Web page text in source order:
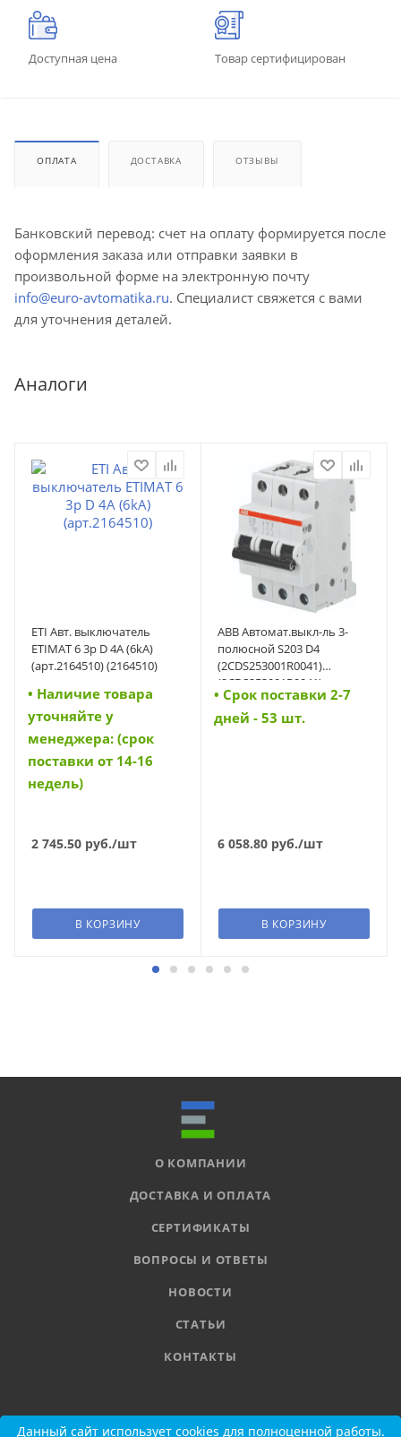
Доступная цена Товар сертифицирован
ОПЛАТА ДОСТАВКА ОТЗЫВЫ
Банковский перевод: счет на оплату формируется после
оформления заказа или отправки заявки в
произвольной форме на электронную почту
info@euro-avtomatika.ru. Специалист свяжется с вами
для уточнения деталей.
Аналоги
ETI Авт. выключатель
ETIMAT 6 3p D 4A (6kA)
(арт.2164510) (2164510)
• Наличие товара
уточняйте у
менеджера: (срок
поставки от 14-16
недель)
2 745.50 руб./шт
В КОРЗИНУ
ABB Автомат.выкл-ль 3-
полюсной S203 D4
(2CDS253001R0041)
(2CDS253001R0041)
• Cрок поставки 2-7
дней - 53 шт.
6 058.80 руб./шт
В КОРЗИНУ
О КОМПАНИИ
ДОСТАВКА И ОПЛАТА
СЕРТИФИКАТЫ
ВОПРОСЫ И ОТВЕТЫ
НОВОСТИ
СТАТЬИ
КОНТАКТЫ
8 800 555-11-78
Данный сайт использует cookies для полноценной работы.
Данный сайт использует cookies для полноценной работы.